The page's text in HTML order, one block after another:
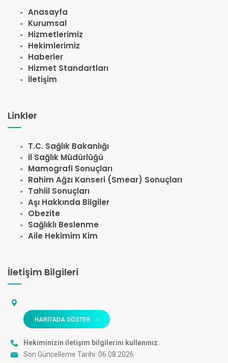
Anasayfa
Kurumsal
Hizmetlerimiz
Hekimlerimiz
Haberler
Hizmet Standartları
İletişim
Linkler
T.C. Sağlık Bakanlığı
İl Sağlık Müdürlüğü
Mamografi Sonuçları
Rahim Ağzı Kanseri (Smear) Sonuçları
Tahlil Sonuçları
Aşı Hakkında Bilgiler
Obezite
Sağlıklı Beslenme
Aile Hekimim Kim
İletişim Bilgileri
HARİTADA GÖSTER
Hekiminizin iletişim bilgilerini kullanınız.
Son Güncelleme Tarihi: 06.08.2026